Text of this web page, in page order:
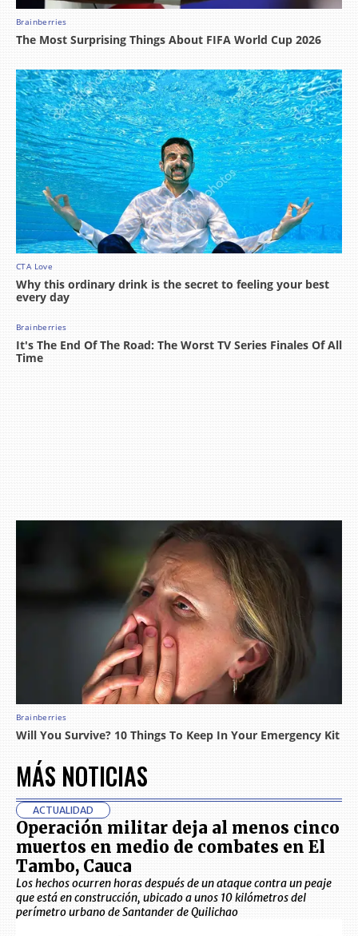
MÁS NOTICIAS
ACTUALIDAD
Operación militar deja al menos cinco
muertos en medio de combates en El
Tambo, Cauca
Los hechos ocurren horas después de un ataque contra un peaje
que está en construcción, ubicado a unos 10 kilómetros del
perímetro urbano de Santander de Quilichao